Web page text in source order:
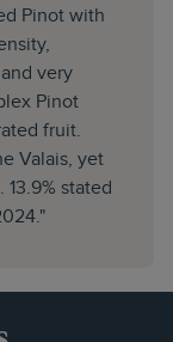
Pinot with
very
Pinot
fruit.
Valais, yet
stated